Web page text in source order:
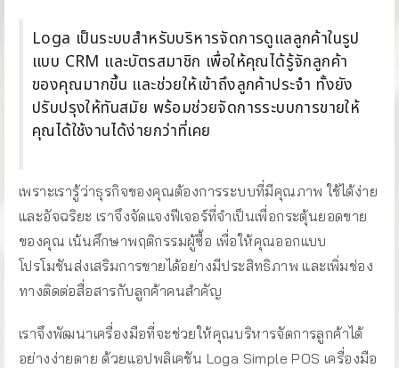
Loga เป็นระบบสำหรับบริหารจัดการดูแลลูกค้าในรูป
แบบ CRM และบัตรสมาชิก เพื่อให้คุณได้รู้จักลูกค้า
ของคุณมากขึ้น และช่วยให้เข้าถึงลูกค้าประจำ ทั้งยัง
ปรับปรุงให้ทันสมัย พร้อมช่วยจัดการระบบการขายให้
คุณได้ใช้งานได้ง่ายกว่าที่เคย
เพราะเรารู้ว่าธุรกิจของคุณต้องการระบบที่มีคุณภาพ ใช้ได้ง่าย
และอัจฉริยะ เราจึงจัดแจงฟีเจอร์ที่จำเป็นเพื่อกระตุ้นยอดขาย
ของคุณ เน้นศึกษาพฤติกรรมผู้ซื้อ เพื่อให้คุณออกแบบ
โปรโมชันส่งเสริมการขายได้อย่างมีประสิทธิภาพ และเพิ่มช่อง
ทางติดต่อสื่อสารกับลูกค้าคนสำคัญ
เราจึงพัฒนาเครื่องมือที่จะช่วยให้คุณบริหารจัดการลูกค้าได้
อย่างง่ายดาย ด้วยแอปพลิเคชัน Loga Simple POS เครื่องมือ